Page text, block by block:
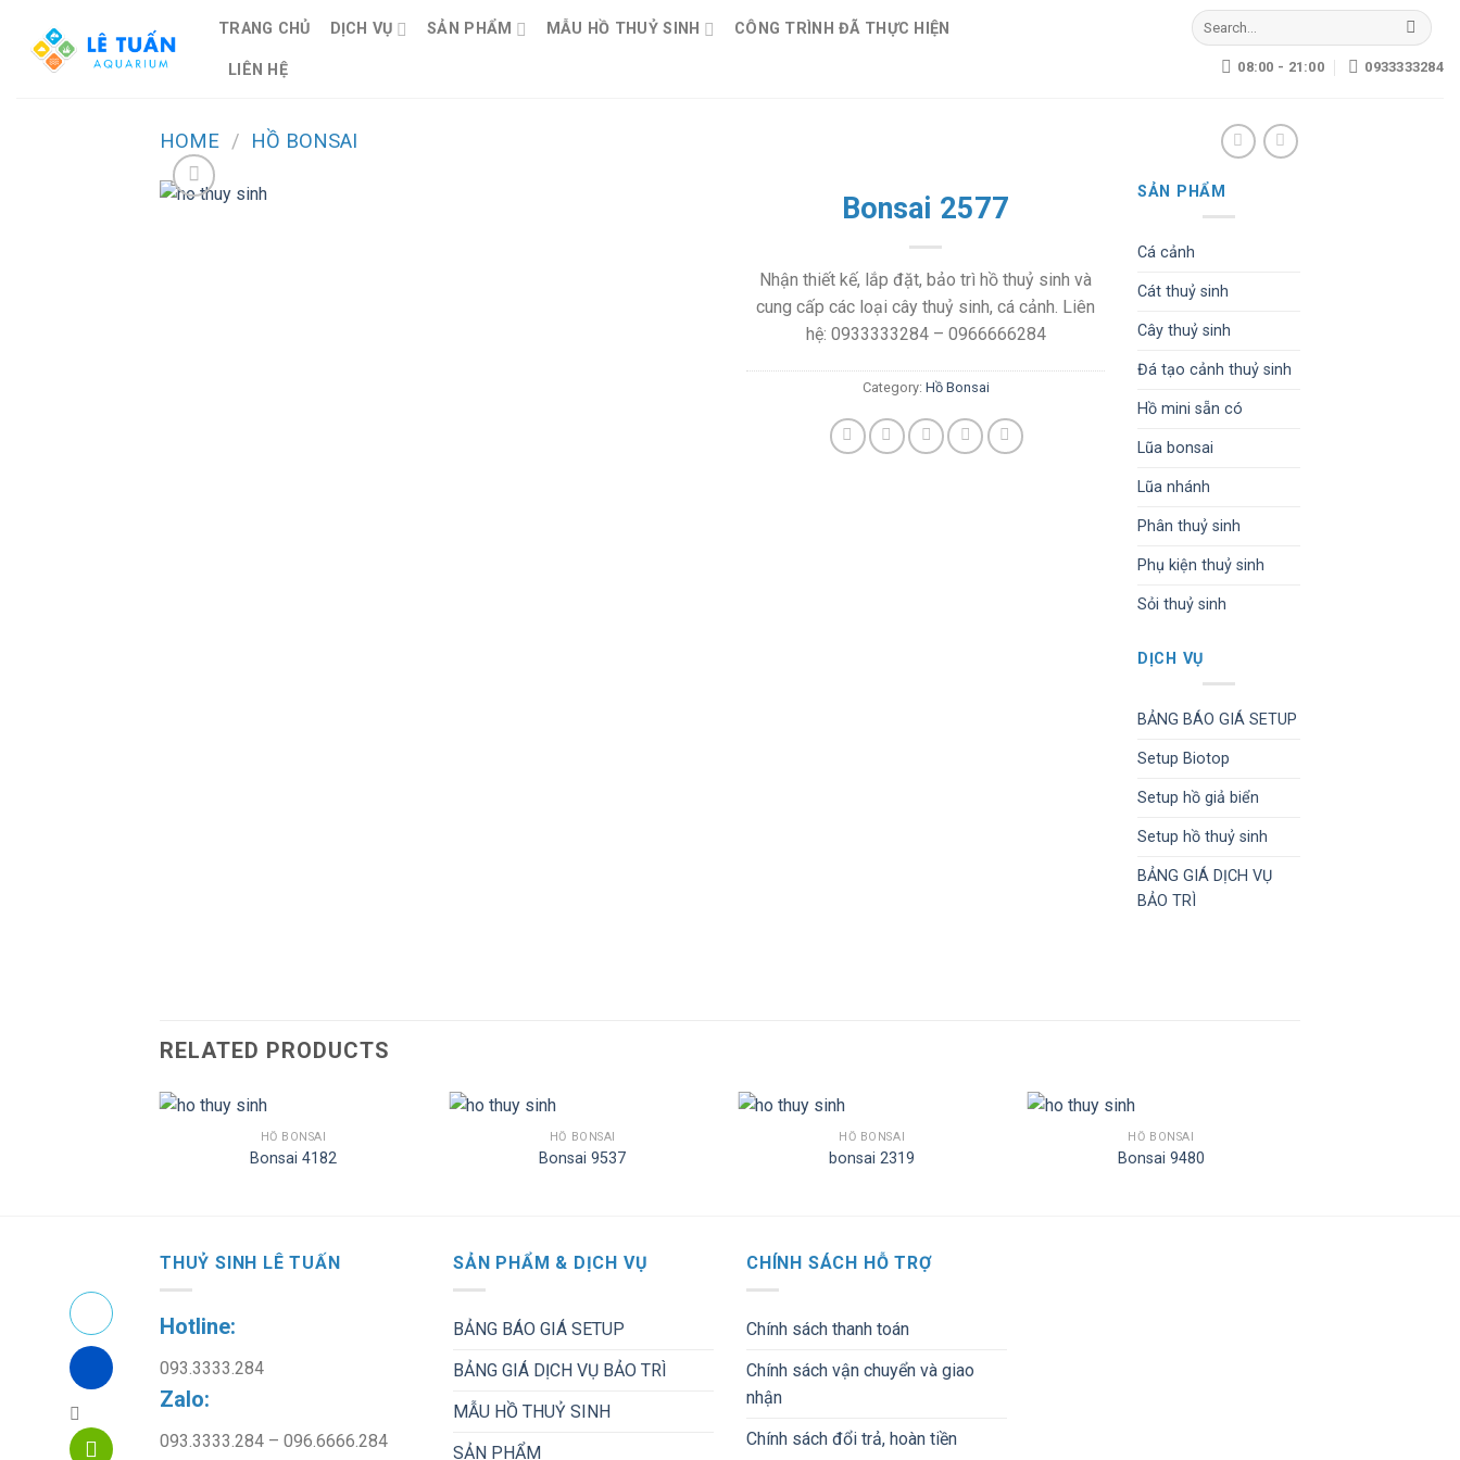
content
TRANG CHỦ DỊCH VỤ SẢN PHẨM MẪU HỒ THUỶ SINH CÔNG TRÌNH ĐÃ THỰC HIỆN
LIÊN HỆ
Search
for:
08:00 - 21:00 0933333284
HOME / HỒ BONSAI
Bonsai 2577
Nhận thiết kế, lắp đặt, bảo trì hồ thuỷ sinh và
cung cấp các loại cây thuỷ sinh, cá cảnh. Liên
hệ: 0933333284 – 0966666284
Category: Hồ Bonsai
SẢN PHẨM
Cá cảnh
Cát thuỷ sinh
Cây thuỷ sinh
Đá tạo cảnh thuỷ sinh
Hồ mini sẵn có
Lũa bonsai
Lũa nhánh
Phân thuỷ sinh
Phụ kiện thuỷ sinh
Sỏi thuỷ sinh
DỊCH VỤ
BẢNG BÁO GIÁ SETUP
Setup Biotop
Setup hồ giả biển
Setup hồ thuỷ sinh
BẢNG GIÁ DỊCH VỤ
BẢO TRÌ
RELATED PRODUCTS
HỒ BONSAI
Bonsai 4182
HỒ BONSAI
Bonsai 9537
HỒ BONSAI
bonsai 2319
HỒ BONSAI
Bonsai 9480
THUỶ SINH LÊ TUẤN
Hotline:
093.3333.284
Zalo:
093.3333.284 – 096.6666.284
SẢN PHẨM & DỊCH VỤ
BẢNG BÁO GIÁ SETUP
BẢNG GIÁ DỊCH VỤ BẢO TRÌ
MẪU HỒ THUỶ SINH
SẢN PHẨM
CHÍNH SÁCH HỖ TRỢ
Chính sách thanh toán
Chính sách vận chuyển và giao
nhận
Chính sách đổi trả, hoàn tiền